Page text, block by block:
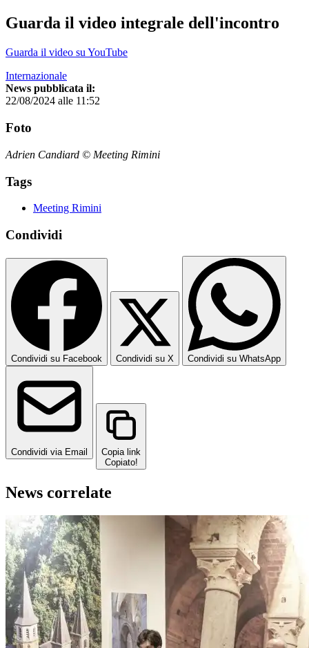
Guarda il video integrale dell'incontro
Guarda il video su YouTube
Internazionale
News pubblicata il:
22/08/2024 alle 11:52
Foto
Adrien Candiard © Meeting Rimini
Tags
Meeting Rimini
Condividi
Condividi su Facebook Condividi su X Condividi su WhatsApp
Condividi via Email
Copia link
Copiato!
News correlate